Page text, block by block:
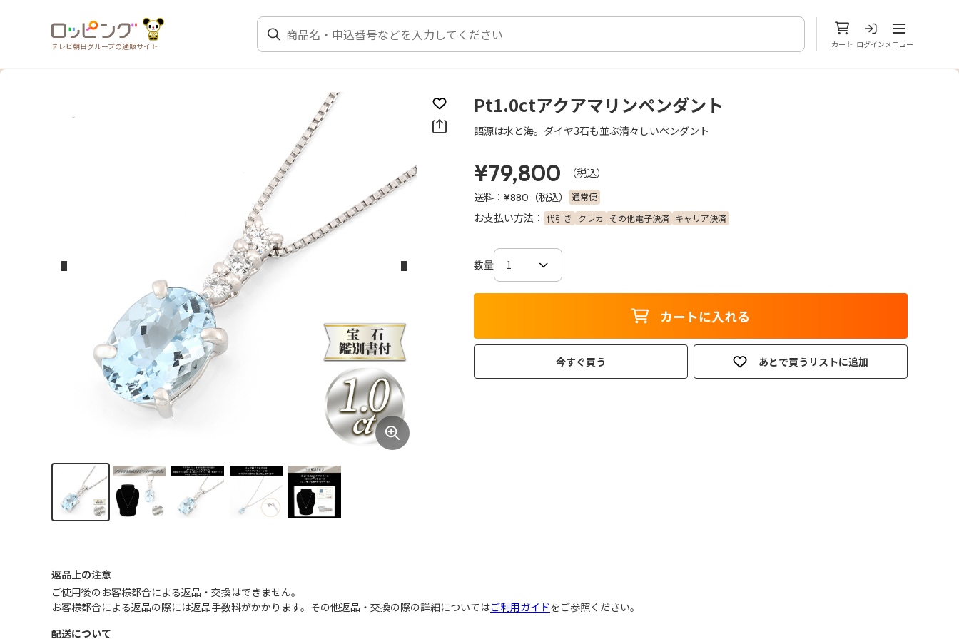
テレビ朝日グループの通販サイト カート ログイン
メニューを開
メニュー
前のスライド 次のスライド
お気に入りに登録
Pt1.0ctアクアマリンペンダント
語源は水と海。ダイヤ3石も並ぶ清々しいペンダント
¥79,800
（税込）
送料： ¥880 （税込） 通常便
お支払い方法： 代引き クレカ その他電子決済 キャリア決済
数量
カートに入れる
今すぐ買う あとで買うリストに追加
返品上の注意
ご使用後のお客様都合による返品・交換はできません｡
お客様都合による返品の際には返品手数料がかかります。その他返品・交換の際の詳細についてはご利用ガイドをご参照ください。
配送について